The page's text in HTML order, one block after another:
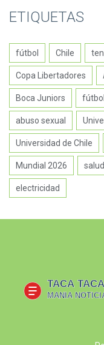
ETIQUETAS
fútbol Chile
Copa Libertadores
Boca Juniors
abuso sexual
Universidad de Chile
Mundial 2026 salud
electricidad